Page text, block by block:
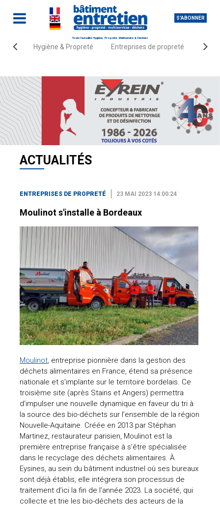
S'ABONNER
Toute l'actualité Hygiène, Propreté, Multiservice & Déchets
Hygiène & Propreté Entreprises de propreté
Accueil Actualités Entreprises de propreté
ACTUALITÉS
ENTREPRISES DE PROPRETÉ 23 MAI 2023 14:00:24
Moulinot s'installe à Bordeaux
Moulinot , entreprise pionnière dans la gestion des
déchets alimentaires en France, étend sa présence
nationale et s’implante sur le territoire bordelais. Ce
troisième site (après Stains et Angers) permettra
d’impulser une nouvelle dynamique en faveur du tri à
la source des bio-déchets sur l’ensemble de la région
Nouvelle-Aquitaine. Créée en 2013 par Stéphan
Martinez, restaurateur parisien, Moulinot est la
première entreprise française à s’être spécialisée
dans le recyclage des déchets alimentaires. À
Eysines, au sein du bâtiment industriel où ses bureaux
sont déjà établis, elle intégrera son processus de
traitement d’ici la fin de l’année 2023. La société, qui
collecte et trie les bio-déchets des acteurs de la